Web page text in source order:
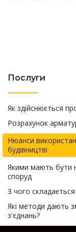
Послуги
Як здійснюється
Розрахунок
Нюанси
будівництві
Якими мають бути
споруд
З чого
Які методи дають
з'єднань?